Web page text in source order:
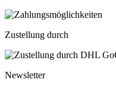
Zustellung durch
Newsletter